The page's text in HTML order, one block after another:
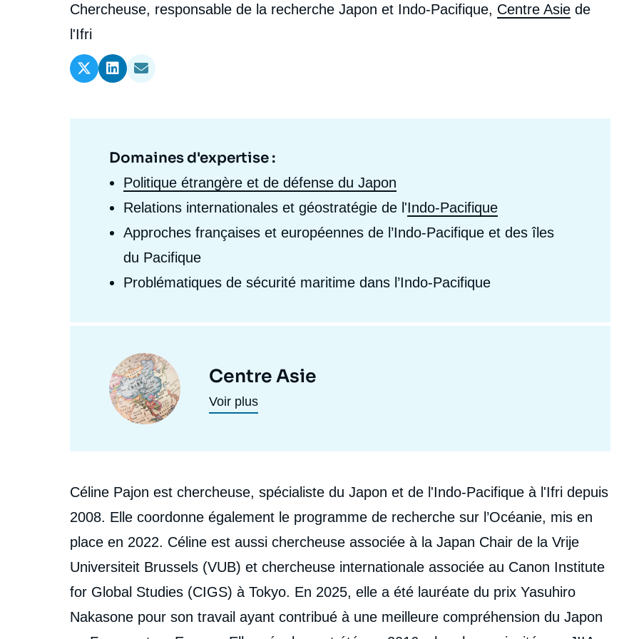
Recrutement
Afrique du Nord et Moyen-Orient
Sécurité - Défense
l'expert
de
l'expert
Intitulé
du
poste
Chercheuse, responsable de la recherche Japon et Indo-Pacifique, Centre Asiede
l'Ifri
Domaine
d'expertises
Fr
Domaines d'expertise :
Politique étrangère et de défense du Japon
Relations internationales et géostratégie de l'Indo-Pacifique
Approches françaises et européennes de l’Indo-Pacifique et des îles
du Pacifique
Problématiques de sécurité maritime dans l’Indo-Pacifique
programmes
Image
principale
Centre Asie
Voir plus
Biographie
Céline Pajon est chercheuse, spécialiste du Japon et de l'Indo-Pacifique à l'Ifri depuis
2008. Elle coordonne également le programme de recherche sur l’Océanie, mis en
place en 2022. Céline est aussi chercheuse associée à la Japan Chair de la Vrije
Universiteit Brussels (VUB) et chercheuse internationale associée au Canon Institute
for Global Studies (CIGS) à Tokyo. En 2025, elle a été lauréate du prix Yasuhiro
Nakasone pour son travail ayant contribué à une meilleure compréhension du Japon